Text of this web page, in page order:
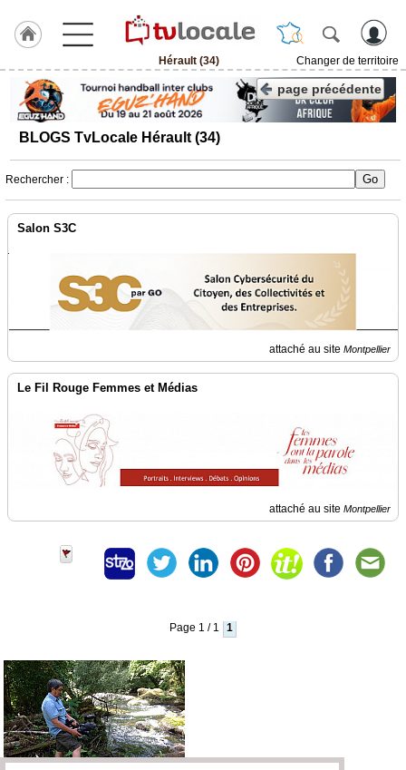
Hérault (34)
Changer de territoire
J'adhère
Hulcoq
ACCUEIL
Hérault
TvLocale
France
RUBRIQUES
Gazette
Blogs
BLOGS TvLocale Hérault (34)
page précédente
Rechercher :
Salon S3C
attaché au site Montpellier
Le Fil Rouge Femmes et Médias
attaché au site Montpellier
Page 1 / 1 1